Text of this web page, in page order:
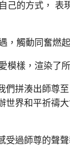
的方式， 表
觸動同奮燃
樣，渲染了
拼湊出師尊至
世界和平祈禱
過師尊的聲聲